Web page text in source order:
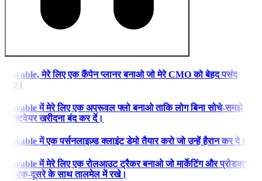
Lovable, मेरे लिए एक कैंपेन प्लानर बनाओ जो मेरे CMO को बेहद पसंद
आए।
Lovable में मेरे लिए एक अप्रूवल फ्लो बनाओ ताकि लोग बिना सोचे-समझे
सॉफ्टवेयर खरीदना बंद कर दें।
Lovable में एक पर्सनलाइज़्ड क्लाइंट डेमो तैयार करो जो उन्हें हैरान कर दे।
Lovable में मेरे लिए एक रोलआउट ट्रैकर बनाओ जो मार्केटिंग और प्रोडक्ट
को एक-दूसरे के साथ तालमेल में रखे।